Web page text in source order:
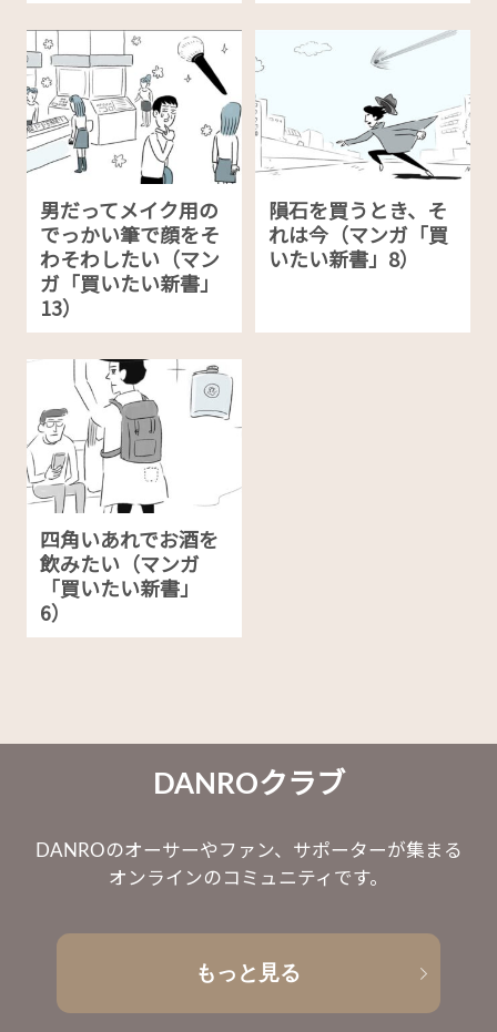
男だってメイク用の
でっかい筆で顔をそ
わそわしたい（マン
ガ「買いたい新書」
13）
隕石を買うとき、そ
れは今（マンガ「買
いたい新書」8）
四角いあれでお酒を
飲みたい（マンガ
「買いたい新書」
6）
DANROクラブ
DANROのオーサーやファン、サポーターが集まる
オンラインのコミュニティです。
もっと見る